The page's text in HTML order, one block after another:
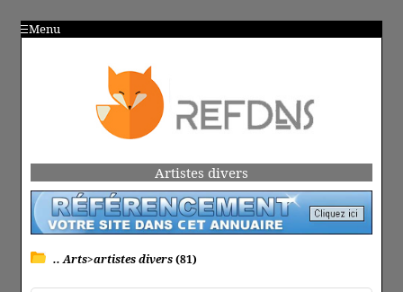
Menu
Artistes divers
.. Arts>artistes divers(81)